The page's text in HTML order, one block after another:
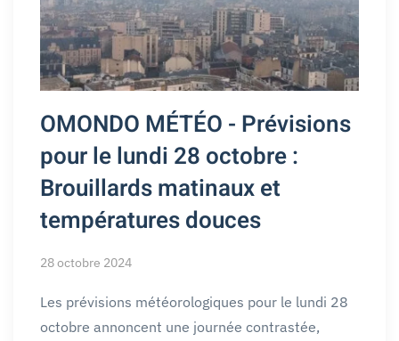
OMONDO MÉTÉO - Prévisions
pour le lundi 28 octobre :
Brouillards matinaux et
températures douces
28 octobre 2024
Les prévisions météorologiques pour le lundi 28
octobre annoncent une journée contrastée,